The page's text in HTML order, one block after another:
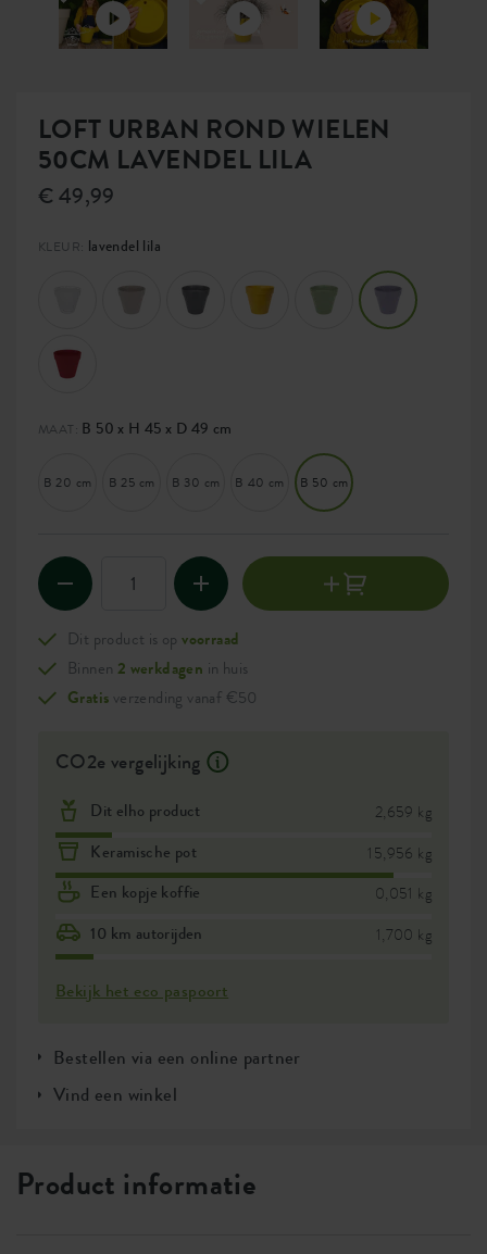
LOFT URBAN ROND WIELEN
50CM LAVENDEL LILA
€ 49,99
KLEUR: lavendel lila
MAAT: B 50 x H 45 x D 49 cm
B 20 cm B 25 cm B 30 cm B 40 cm B 50 cm
Dit product is opvoorraad
Binnen 2 werkdagen in huis
Gratis verzending vanaf €50
CO2e vergelijking
Dit elho product 2,659 kg
Keramische pot 15,956 kg
Een kopje koffie 0,051 kg
10 km autorijden 1,700 kg
Bekijk het eco paspoort
Bestellen via een online partner
Vind een winkel
Product informatie